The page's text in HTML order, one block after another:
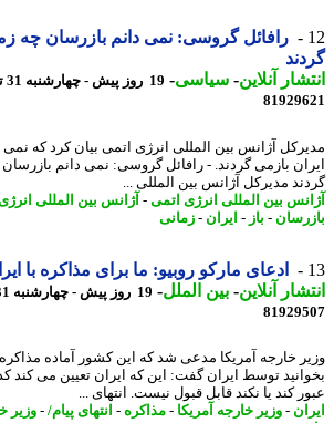
رافائل گروسی: نمی دانم بازرسان چه زمانی
آنلاین-سیاسی-19 روز پیش - چهارشنبه 31 تیر 1405، 16:41
آژانس بین المللی انرژی اتمی بیان کرد که نمی
بازمی گردند. - رافائل گروسی: نمی دانم بازرسان چه
مدیرکل آژانس بین المللی ...
بین المللی انرژی اتمی -آژانس بین المللی انرژی-
-باز - ایران - زمانی
ادعای مارکو روبیو: ما برای مذاکره با ایران
آنلاین-بین الملل-19 روز پیش - چهارشنبه 31 تیر 1405، 16:26
خارجه آمریکا مدعی شد که این کشور آماده مذاکره با
توسط ایران گفت: این که ایران تعیین می کند کدام
کند یا نکند قابل قبول نیست. انتهای ...
- وزیر خارجه آمریکا- مذاکره -انتهای پیام/ -وزیر